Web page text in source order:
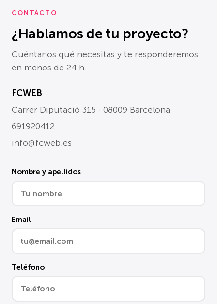
CONTACTO
¿Hablamos de tu proyecto?
Cuéntanos qué necesitas y te responderemos
en menos de 24 h.
FCWEB
Carrer Diputació 315 · 08009 Barcelona
691920412
info@fcweb.es
Nombre y apellidos
Email
Teléfono